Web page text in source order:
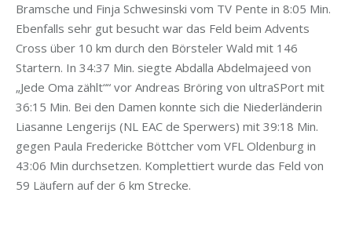
Bramsche und Finja Schwesinski vom TV Pente in 8:05 Min.
Ebenfalls sehr gut besucht war das Feld beim Advents
Cross über 10 km durch den Börsteler Wald mit 146
Startern. In 34:37 Min. siegte Abdalla Abdelmajeed von
„Jede Oma zählt““ vor Andreas Bröring von ultraSPort mit
36:15 Min. Bei den Damen konnte sich die Niederländerin
Liasanne Lengerijs (NL EAC de Sperwers) mit 39:18 Min.
gegen Paula Fredericke Böttcher vom VFL Oldenburg in
43:06 Min durchsetzen. Komplettiert wurde das Feld von
59 Läufern auf der 6 km Strecke.